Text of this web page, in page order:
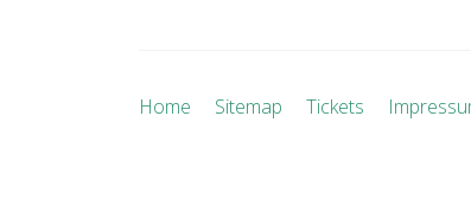
Home Sitemap Tickets